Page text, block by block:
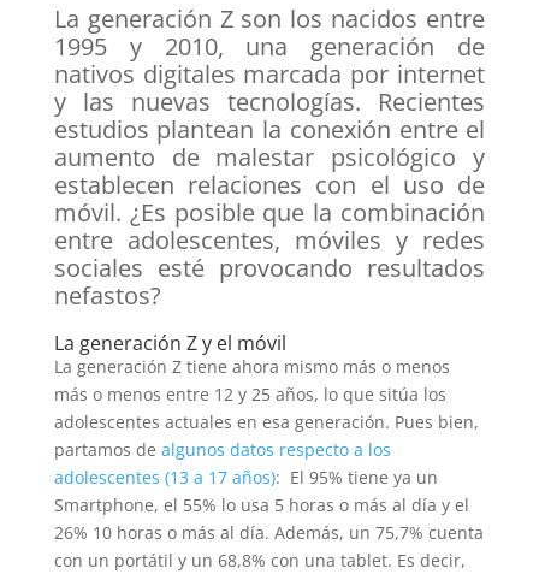
La generación Z son los nacidos entre
1995 y 2010, una generación de
nativos digitales marcada por internet
y las nuevas tecnologías. Recientes
estudios plantean la conexión entre el
aumento de malestar psicológico y
establecen relaciones con el uso de
móvil. ¿Es posible que la combinación
entre adolescentes, móviles y redes
sociales esté provocando resultados
nefastos?
La generación Z y el móvil
La generación Z tiene ahora mismo más o menos
más o menos entre 12 y 25 años, lo que sitúa los
adolescentes actuales en esa generación. Pues bien,
partamos de algunos datos respecto a los
adolescentes (13 a 17 años): El 95% tiene ya un
Smartphone, el 55% lo usa 5 horas o más al día y el
26% 10 horas o más al día. Además, un 75,7% cuenta
con un portátil y un 68,8% con una tablet. Es decir,